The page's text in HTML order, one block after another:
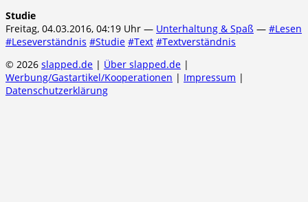
Studie
Freitag, 04.03.2016, 04:19 Uhr — Unterhaltung & Spaß — #Lesen
#Leseverständnis #Studie #Text #Textverständnis
© 2026 slapped.de | Über slapped.de |
Werbung/Gastartikel/Kooperationen | Impressum |
Datenschutzerklärung